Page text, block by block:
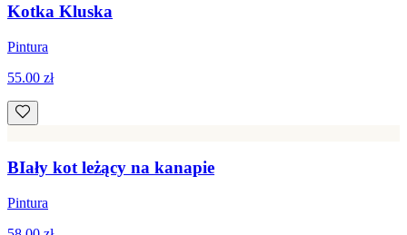
Kotka Kluska
Pintura
55.00 zł
BIały kot leżący na kanapie
Pintura